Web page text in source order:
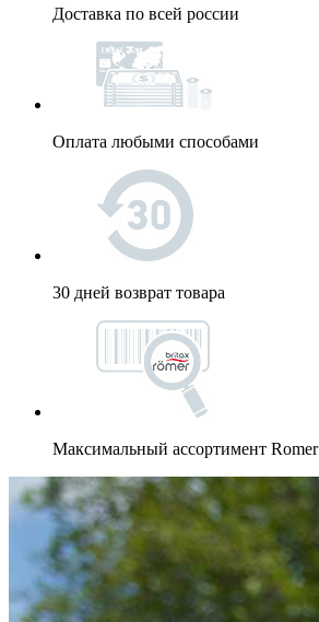
Доставка по всей россии
Оплата любыми способами
30 дней возврат товара
Максимальный ассортимент Romer